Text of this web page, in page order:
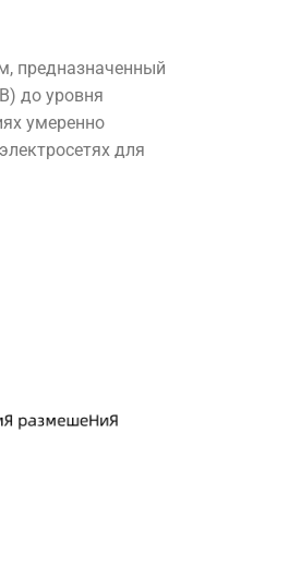
предназначенный
до уровня
умеренно
для